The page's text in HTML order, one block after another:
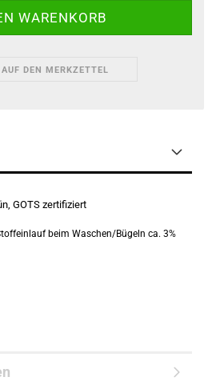
AUF DEN MERKZETTEL
GOTS zertifiziert
beim Waschen/Bügeln ca. 3%